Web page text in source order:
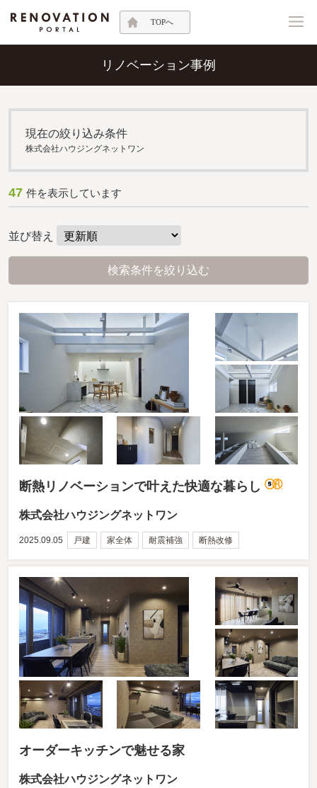
TOPへ
リノベーション事例
現在の絞り込み条件
株式会社ハウジングネットワン
47 件を表示しています
並び替え
検索条件を絞り込む
断熱リノベーションで叶えた快適な暮らし
株式会社ハウジングネットワン
2025.09.05 戸建 家全体 耐震補強 断熱改修
オーダーキッチンで魅せる家
株式会社ハウジングネットワン